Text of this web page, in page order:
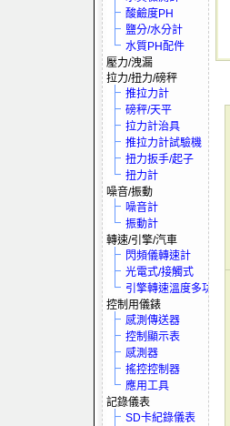
酸鹼度PH
鹽分/水分計
水質PH配件
壓力/洩漏
拉力/扭力/磅秤
推拉力計
磅秤/天平
拉力計治具
推拉力計試驗機
扭力扳手/起子
扭力計
噪音/振動
噪音計
振動計
轉速/引擎/汽車
閃頻儀轉速計
光電式/接觸式
引擎轉速溫度多功電表
控制用儀錶
感測傳送器
控制顯示表
感測器
搖控控制器
應用工具
記錄儀表
SD卡紀錄儀表